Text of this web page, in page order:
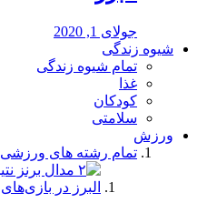
جولای 1, 2020
شیوه زندگی
تمام شیوه زندگی
غذا
کودکان
سلامتی
ورزش
تمام رشته های ورزشی